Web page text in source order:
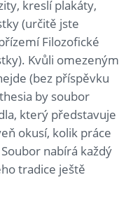
kreslí plakáty,
(určitě jste
Filozofické
Kvůli omezeným
(bez příspěvku
by soubor
který představuje
okusí, kolik práce
nabírá každý
tradice ještě